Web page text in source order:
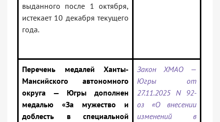
выданного после 1 октября,
истекает 10 декабря текущего
года.
Перечень медалей Ханты-
Мансийского автономного
округа — Югры дополнен
медалью «За мужество и
доблесть в специальной
Закон ХМАО —
Югры от
27.11.2025 N 92-
оз «О внесении
изменений в